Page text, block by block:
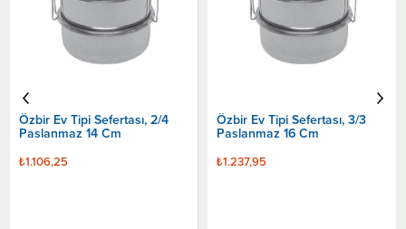
Özbir Ev Tipi Sefertası, 2/4
Paslanmaz 14 Cm
₺1.106,25
Özbir Ev Tipi Sefertası, 3/3
Paslanmaz 16 Cm
₺1.237,95